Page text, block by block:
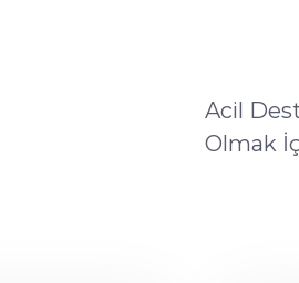
Acil
Olmak